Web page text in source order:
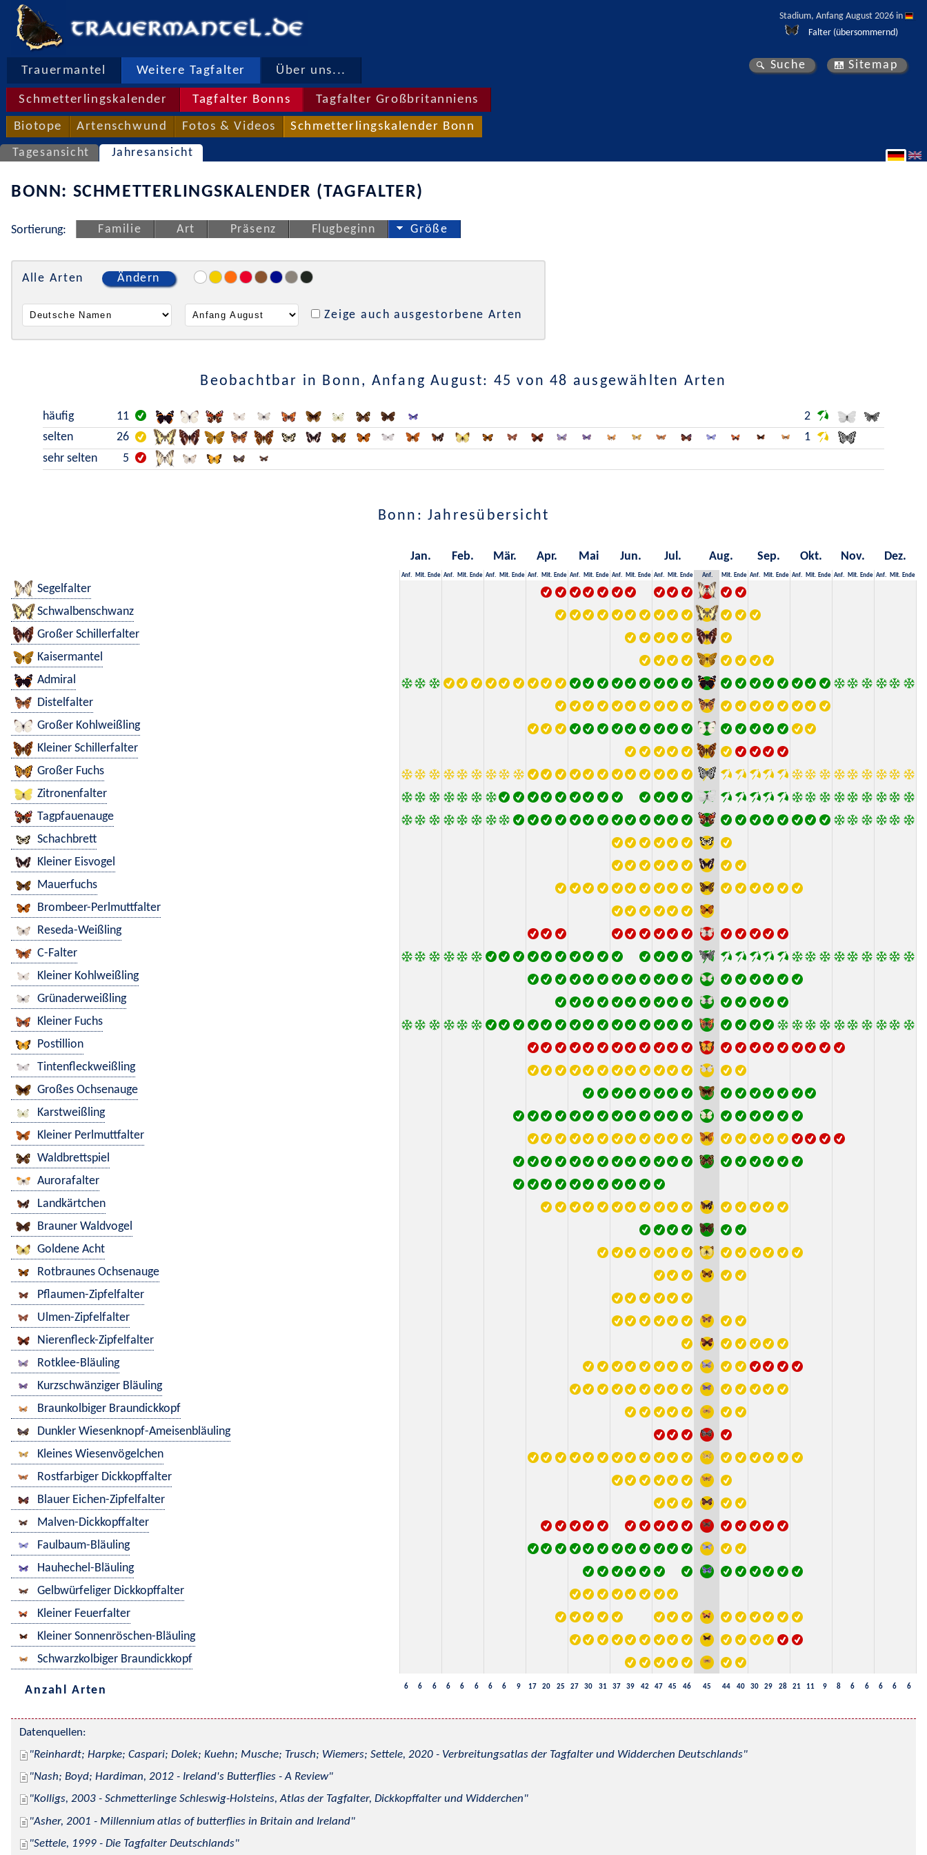
Stadium, Anfang August 2026 in
Falter (übersommernd)
Trauermantel Weitere Tagfalter Über uns...
Schmetterlingskalender Tagfalter Bonns Tagfalter Großbritanniens
Biotope Artenschwund Fotos & Videos Schmetterlingskalender Bonn
Suche Sitemap
Tagesansicht Jahresansicht
BONN: SCHMETTERLINGSKALENDER (TAGFALTER)
Sortierung: Familie Art Präsenz Flugbeginn Größe
Alle Arten Ändern
Zeige auch ausgestorbene Arten
Beobachtbar in Bonn, Anfang August: 45 von 48 ausgewählten Arten
häufig 11
2
selten
26
1
sehr selten
5
Bonn: Jahresübersicht
Jan. Feb. Mär. Apr. Mai Jun. Jul. Aug. Sep. Okt. Nov. Dez.
Anf. Mit. Ende Anf. Mit. Ende Anf. Mit. Ende Anf. Mit. Ende Anf. Mit. Ende Anf. Mit. Ende Anf. Mit. Ende Anf. Mit. Ende Anf. Mit. Ende Anf. Mit. Ende Anf. Mit. Ende Anf. Mit. Ende
Segelfalter
Schwalbenschwanz
Großer Schillerfalter
Kaisermantel
Admiral
Distelfalter
Großer Kohlweißling
Kleiner Schillerfalter
Großer Fuchs
Zitronenfalter
Tagpfauenauge
Schachbrett
Kleiner Eisvogel
Mauerfuchs
Brombeer-Perlmuttfalter
Reseda-Weißling
C-Falter
Kleiner Kohlweißling
Grünaderweißling
Kleiner Fuchs
Postillion
Tintenfleckweißling
Großes Ochsenauge
Karstweißling
Kleiner Perlmuttfalter
Waldbrettspiel
Aurorafalter
Landkärtchen
Brauner Waldvogel
Goldene Acht
Rotbraunes Ochsenauge
Pflaumen-Zipfelfalter
Ulmen-Zipfelfalter
Nierenfleck-Zipfelfalter
Rotklee-Bläuling
Kurzschwänziger Bläuling
Braunkolbiger Braundickkopf
Dunkler Wiesenknopf-Ameisenbläuling
Kleines Wiesenvögelchen
Rostfarbiger Dickkopffalter
Blauer Eichen-Zipfelfalter
Malven-Dickkopffalter
Faulbaum-Bläuling
Hauhechel-Bläuling
Gelbwürfeliger Dickkopffalter
Kleiner Feuerfalter
Kleiner Sonnenröschen-Bläuling
Schwarzkolbiger Braundickkopf
Anzahl Arten 6 6 6 6 6 6 6 6 9 17 20 25 27 30 31 37 39 42 47 45 46 45 44 40 30 29 28 21 11 9 8 6 6 6 6 6
Datenquellen:
Reinhardt; Harpke; Caspari; Dolek; Kuehn; Musche; Trusch; Wiemers; Settele, 2020 - Verbreitungsatlas der Tagfalter und Widderchen Deutschlands
Nash; Boyd; Hardiman, 2012 - Ireland's Butterflies - A Review
Kolligs, 2003 - Schmetterlinge Schleswig-Holsteins, Atlas der Tagfalter, Dickkopffalter und Widderchen
Asher, 2001 - Millennium atlas of butterflies in Britain and Ireland
Settele, 1999 - Die Tagfalter Deutschlands